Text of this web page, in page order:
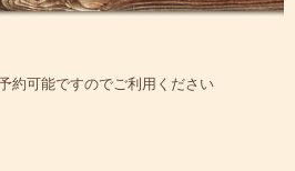
約可能ですのでご利用ください